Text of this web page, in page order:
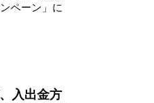
ペーン」に
入出金方